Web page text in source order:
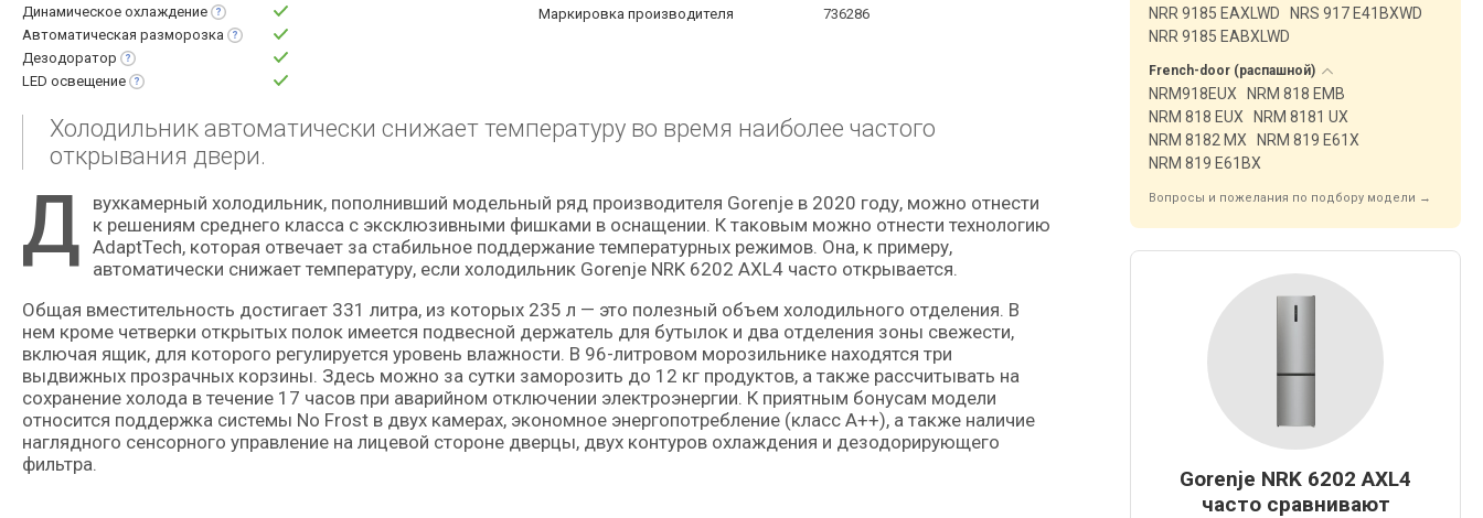
Динамическое охлаждение
Автоматическая разморозка
Дезодоратор
LED освещение
Маркировка производителя
736286
Холодильник автоматически снижает температуру во время наиболее частого
открывания двери.
Д
вухкамерный холодильник, пополнивший модельный ряд производителя Gorenje в 2020 году, можно отнести
к решениям среднего класса с эксклюзивными фишками в оснащении. К таковым можно отнести технологию
AdaptTech, которая отвечает за стабильное поддержание температурных режимов. Она, к примеру,
автоматически снижает температуру, если холодильник Gorenje NRK 6202 AXL4 часто открывается.
Общая вместительность достигает 331 литра, из которых 235 л — это полезный объем холодильного отделения. В
нем кроме четверки открытых полок имеется подвесной держатель для бутылок и два отделения зоны свежести,
включая ящик, для которого регулируется уровень влажности. В 96-литровом морозильнике находятся три
выдвижных прозрачных корзины. Здесь можно за сутки заморозить до 12 кг продуктов, а также рассчитывать на
сохранение холода в течение 17 часов при аварийном отключении электроэнергии. К приятным бонусам модели
относится поддержка системы No Frost в двух камерах, экономное энергопотребление (класс A++), а также наличие
наглядного сенсорного управление на лицевой стороне дверцы, двух контуров охлаждения и дезодорирующего
фильтра.
NRR 9185 EAXLWD
NRS 917 E41BXWD
NRR 9185 EABXLWD
French-door (распашной)
NRM918EUX
NRM 818 EMB
NRM 818 EUX
NRM 8181 UX
NRM 8182 MX
NRM 819 E61X
NRM 819 E61BX
Вопросы и пожелания по подбору модели →
Gorenje NRK 6202 AXL4
часто сравнивают